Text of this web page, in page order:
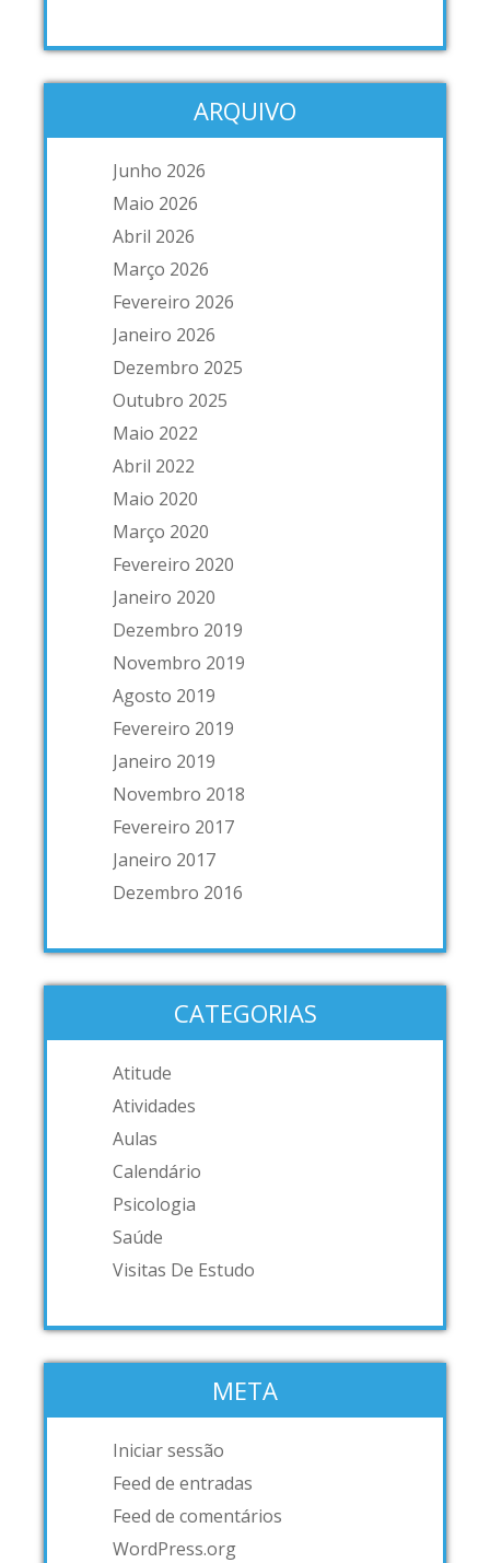
ARQUIVO
Junho 2026
Maio 2026
Abril 2026
Março 2026
Fevereiro 2026
Janeiro 2026
Dezembro 2025
Outubro 2025
Maio 2022
Abril 2022
Maio 2020
Março 2020
Fevereiro 2020
Janeiro 2020
Dezembro 2019
Novembro 2019
Agosto 2019
Fevereiro 2019
Janeiro 2019
Novembro 2018
Fevereiro 2017
Janeiro 2017
Dezembro 2016
CATEGORIAS
Atitude
Atividades
Aulas
Calendário
Psicologia
Saúde
Visitas De Estudo
META
Iniciar sessão
Feed de entradas
Feed de comentários
WordPress.org